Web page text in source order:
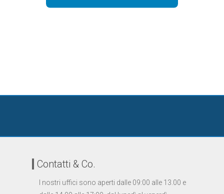
Contatti & Co.
I nostri uffici sono aperti dalle 09:00 alle 13.00 e